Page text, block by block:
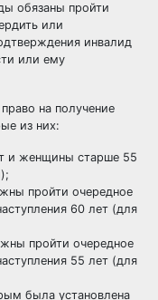
обязаны пройти
или
инвалид
или ему
на получение
из них:
и женщины старше 55
пройти очередное
60 лет (для
пройти очередное
55 лет (для
была установлена